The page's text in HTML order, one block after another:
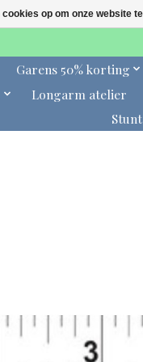
Garens 50% korting
Longarm atelier
cookies op om onze website